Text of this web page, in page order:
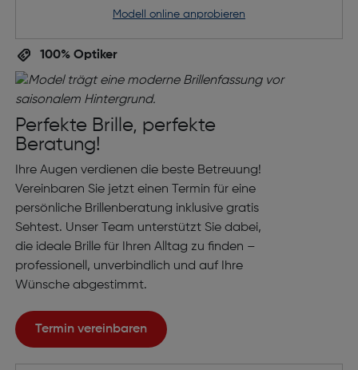
Modell online anprobieren
100% Optiker
Perfekte Brille, perfekte
Beratung!
Ihre Augen verdienen die beste Betreuung!
Vereinbaren Sie jetzt einen Termin für eine
persönliche Brillenberatung inklusive gratis
Sehtest. Unser Team unterstützt Sie dabei,
die ideale Brille für Ihren Alltag zu finden –
professionell, unverbindlich und auf Ihre
Wünsche abgestimmt.
Termin vereinbaren